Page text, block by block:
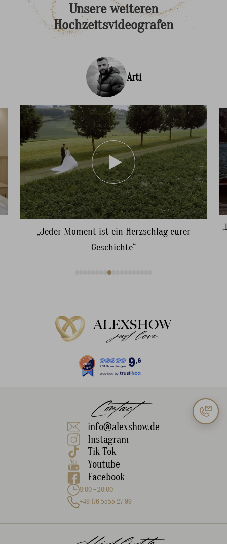
Unsere weiteren
Hochzeitsvideografen
Arti
„Jeder Moment ist ein Herzschlag eurer
Geschichte“
Contact
info@alexshow.de
Instagram
Tik Tok
Youtube
Facebook
8:00 - 20:00
+49 176 5555 27 99
253 Bewertungen 9,6
provided by